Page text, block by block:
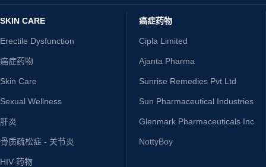
SKIN CARE
Erectile Dysfunction
癌症药物
Skin Care
Sexual Wellness
肝炎
骨质疏松症 - 关节炎
HIV 药物
癌症药物
Cipla Limited
Ajanta Pharma
Sunrise Remedies Pvt Ltd
Sun Pharmaceutical Industries
Glenmark Pharmaceuticals Inc
NottyBoy